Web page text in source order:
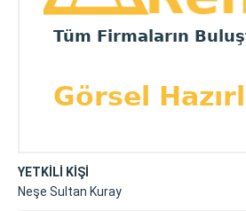
YETKİLİ KİŞİ
Neşe Sultan Kuray